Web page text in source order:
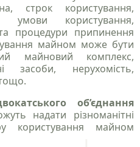
строк користування,
умови користування,
та процедури припинення
майном може бути
майновий комплекс,
засоби, нерухомість,
об’єднання
надати різноманітні
користування майном